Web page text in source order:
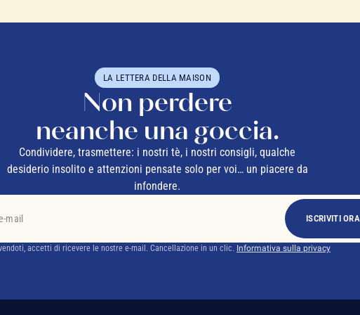
LA LETTERA DELLA MAISON
Non perdere
neanche una goccia.
Condividere, trasmettere: i nostri tè, i nostri consigli, qualche
desiderio insolito e attenzioni pensate solo per voi… un piacere da
infondere.
ISCRIVITI ORA
accetti di ricevere le nostre e-mail. Cancellazione in un clic. Informativa sulla privacy